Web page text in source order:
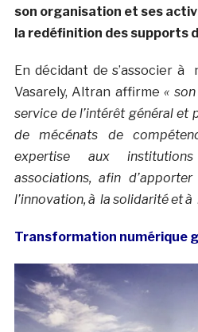
son organisation et ses
la redéfinition des supports
En décidant de s’associer
Vasarely, Altran affirme«
service de l’intérêt général et
de mécénats de
expertise aux
associations, afin
l’innovation, à la solidarité et à
Transformation numérique